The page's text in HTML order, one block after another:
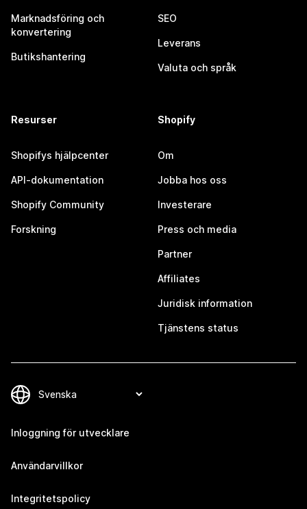
Marknadsföring och
konvertering
Butikshantering
SEO
Leverans
Valuta och språk
Resurser
Shopifys hjälpcenter
API-dokumentation
Shopify Community
Forskning
Shopify
Om
Jobba hos oss
Investerare
Press och media
Partner
Affiliates
Juridisk information
Tjänstens status
Inloggning för utvecklare
Användarvillkor
Integritetspolicy